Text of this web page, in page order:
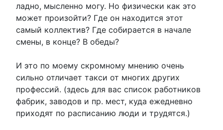
ладно, мысленно могу. Но физически как это
может произойти? Где он находится этот
самый коллектив? Где собирается в начале
смены, в конце? В обеды?
И это по моему скромному мнению очень
сильно отличает такси от многих других
профессий. (здесь для вас список работников
фабрик, заводов и пр. мест, куда ежедневно
приходят по расписанию люди и трудятся.)